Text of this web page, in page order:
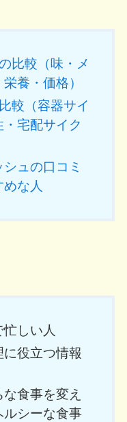
比較（味・メ
養・価格）
較（容器サイ
宅配サイク
ュの口コミ
な人
しい人
役立つ情報
食事を変え
ルシーな食事